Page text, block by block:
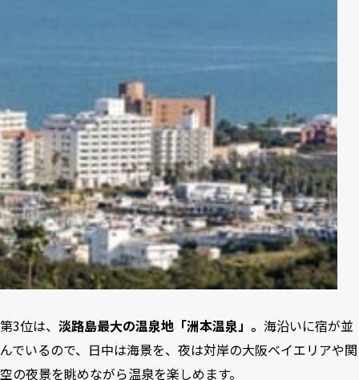
第3位は、 淡路島最大の温泉地「洲本温泉」。 海沿いに宿が並
んでいるので、日中は海景を、夜は対岸の大阪ベイエリアや関
空の夜景を眺めながら温泉を楽しめます。